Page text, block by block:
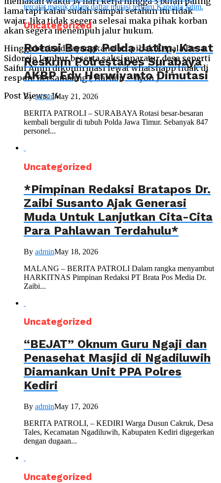
lama tapi kalau sudah sampai setahun itu tidak
wajar. Jika tidak segera selesai maka pihak korban
akan segera menempuh jalur hukum.
Hingga berita ditayangkan dari pihak Kepala Desa
Sidorejo Jamhur beserta saksi aparatur desa seperti
Saiful Amin dikonfirmasi lewat whatshapp tidak di
respon. Bersambung ( Hardon – Ayon )
Post Views: 14
Uncategorized
Rotasi Besar Polda Jatim, Kasat
Reskrim Polrestabes Surabaya
AKBP Edy Herwiyanto Dimutasi
ByadminMay 21, 2026
BERITA PATROLI – SURABAYA Rotasi besar-besaran
kembali bergulir di tubuh Polda Jawa Timur. Sebanyak 847
personel...
Uncategorized
*Pimpinan Redaksi Bratapos Dr.
Zaibi Susanto Ajak Generasi
Muda Untuk Lanjutkan Cita-Cita
Para Pahlawan Terdahulu*
By adminMay 18, 2026
MALANG – BERITA PATROLI Dalam rangka menyambut
HARKITNAS Pimpinan Redaksi PT Brata Pos Media Dr.
Zaibi...
Uncategorized
“BEJAT” Oknum Guru Ngaji dan
Penasehat Masjid di Ngadiluwih
Diamankan Unit PPA Polres
Kediri
By adminMay 17, 2026
BERITA PATROLI, – KEDIRI Warga Dusun Cakruk, Desa
Tales, Kecamatan Ngadiluwih, Kabupaten Kediri digegerkan
dengan dugaan...
Uncategorized